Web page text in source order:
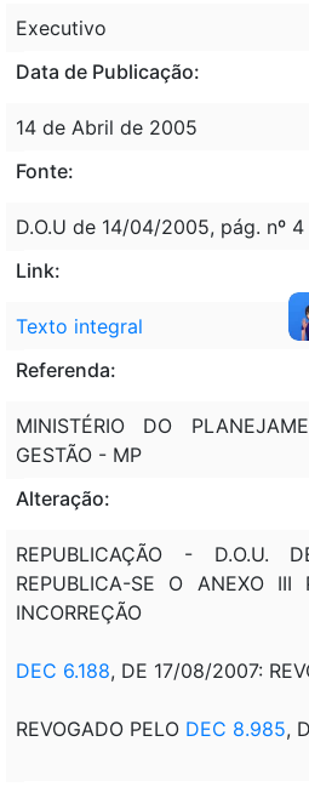
Executivo
Data de Publicação:
14 de Abril de 2005
Fonte:
D.O.U de 14/04/2005, pág. nº 4
Link:
Texto integral
Referenda:
MINISTÉRIO DO
GESTÃO - MP
Alteração:
REPUBLICAÇÃO - D.O.U.
REPUBLICA-SE O ANEXO III
INCORREÇÃO
DEC 6.188, DE 17/08/2007:
REVOGADO PELO DEC 8.985,